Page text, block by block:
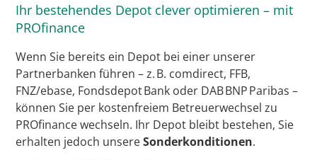
Ihr bestehendes Depot clever optimieren – mit
PROfinance
Wenn Sie bereits ein Depot bei einer unserer
Partnerbanken führen – z. B. comdirect, FFB,
FNZ/ebase, Fondsdepot Bank oder DAB BNP Paribas –
können Sie per kostenfreiem Betreuerwechsel zu
PROfinance wechseln. Ihr Depot bleibt bestehen, Sie
erhalten jedoch unsereSonderkonditionen.